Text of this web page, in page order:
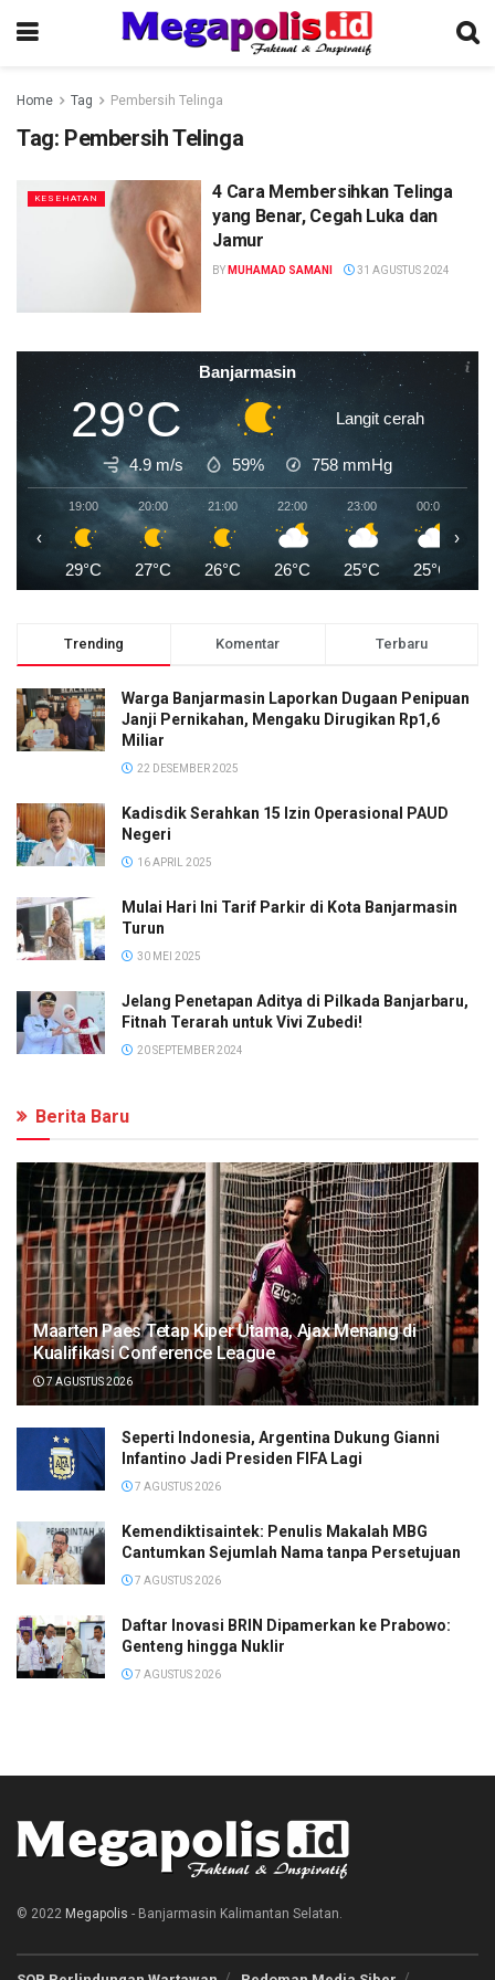
Home Tag Pembersih Telinga
Tag: Pembersih Telinga
KESEHATAN
4 Cara Membersihkan Telinga
yang Benar, Cegah Luka dan
Jamur
BY MUHAMAD SAMANI 31 AGUSTUS 2024
Banjarmasin
29°C Langit cerah
4.9 m/s 59% 758 mmHg
19:00
29°C
20:00
27°C
21:00
26°C
22:00
26°C
23:00
25°C
00:00
25°C
‹ ›
Trending Komentar Terbaru
Warga Banjarmasin Laporkan Dugaan Penipuan
Janji Pernikahan, Mengaku Dirugikan Rp1,6
Miliar
22 DESEMBER 2025
Kadisdik Serahkan 15 Izin Operasional PAUD
Negeri
16 APRIL 2025
Mulai Hari Ini Tarif Parkir di Kota Banjarmasin
Turun
30 MEI 2025
Jelang Penetapan Aditya di Pilkada Banjarbaru,
Fitnah Terarah untuk Vivi Zubedi!
20 SEPTEMBER 2024
Berita Baru
Maarten Paes Tetap Kiper Utama, Ajax Menang di
Kualifikasi Conference League
7 AGUSTUS 2026
Seperti Indonesia, Argentina Dukung Gianni
Infantino Jadi Presiden FIFA Lagi
7 AGUSTUS 2026
Kemendiktisaintek: Penulis Makalah MBG
Cantumkan Sejumlah Nama tanpa Persetujuan
7 AGUSTUS 2026
Daftar Inovasi BRIN Dipamerkan ke Prabowo:
Genteng hingga Nuklir
7 AGUSTUS 2026
© 2022 Megapolis - Banjarmasin Kalimantan Selatan.